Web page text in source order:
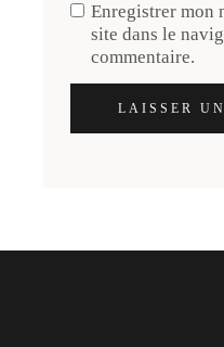
Enregistrer mon
site dans le
commentaire.
LAISSER